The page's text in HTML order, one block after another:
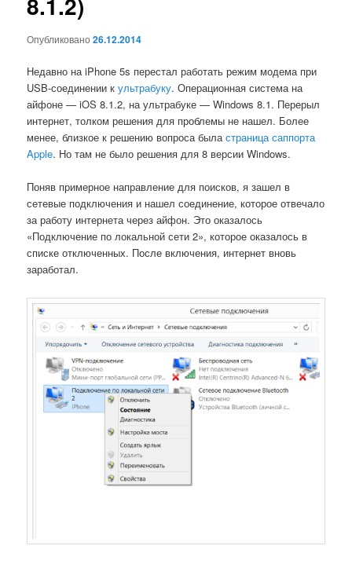
Опубликовано26.12.2014
Недавно на iPhone 5s перестал работать режим модема при
USB-соединении культрабуку. Операционная система на
айфоне — iOS 8.1.2, на ультрабуке — Windows 8.1. Перерыл
интернет, толком решения для проблемы не нашел. Более
менее, близкое к решению вопроса быластраница саппорта
Apple. Но там не было решения для 8 версии Windows.
Поняв примерное направление для поисков, я зашел в
сетевые подключения и нашел соединение, которое отвечало
за работу интернета через айфон. Это оказалось
«Подключение по локальной сети 2», которое оказалось в
списке отключенных. После включения, интернет вновь
заработал.